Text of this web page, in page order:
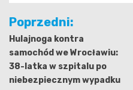
Nawigacja
wpisu
Poprzedni:
Hulajnoga kontra
samochód we Wrocławiu:
38-latka w szpitalu po
niebezpiecznym wypadku